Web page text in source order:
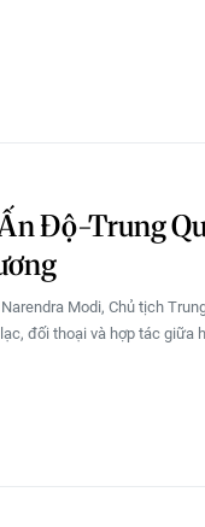
Độ-Trung
Modi, Chủ tịch
đối thoại và hợp tác giữa